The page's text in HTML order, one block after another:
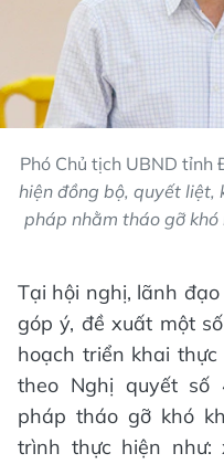
Phó Chủ tịch UBND tỉnh
hiện đồng bộ, quyết liệt,
pháp nhằm tháo gỡ
Tại hội nghị, lãnh
góp ý, đề xuất một
hoạch triển khai
theo Nghị quyết số
pháp tháo gỡ khó
trình thực hiện như: